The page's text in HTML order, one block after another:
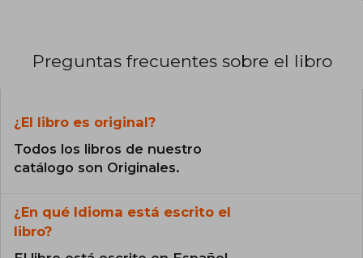
Preguntas frecuentes sobre el libro
¿El libro es original?
Todos los libros de nuestro
catálogo son Originales.
¿En qué Idioma está escrito el
libro?